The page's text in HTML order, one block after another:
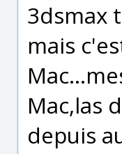
3dsmax
mais
Mac,las
depuis